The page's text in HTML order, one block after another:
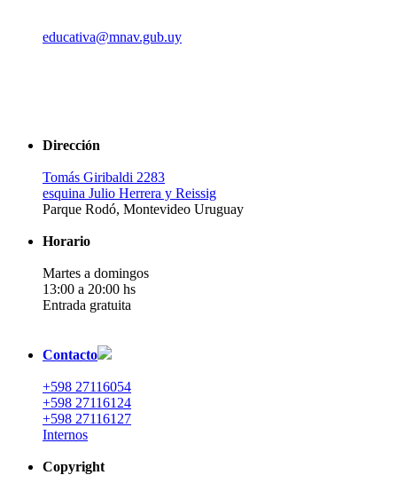
educativa@mnav.gub.uy
Dirección
Tomás Giribaldi 2283
esquina Julio Herrera y Reissig
Parque Rodó, Montevideo Uruguay
Horario
Martes a domingos
13:00 a 20:00 hs
Entrada gratuita
Contacto
+598 27116054
+598 27116124
+598 27116127
Internos
Copyright